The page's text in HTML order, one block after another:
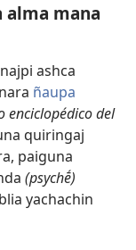
mana
ashca
ñaupa
enciclopédico del
quiringaj
paiguna
(psychḗ)
yachachin